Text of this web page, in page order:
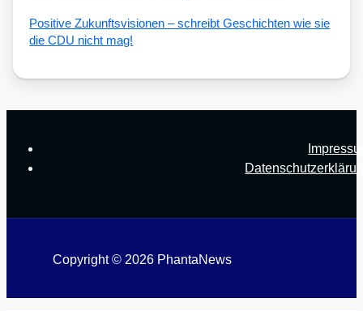
Posi­ti­ve Zukunfts­vi­sio­nen – schreibt Geschich­ten wie sie
die CDU nicht mag!
Copyright © 2026 PhantaNews